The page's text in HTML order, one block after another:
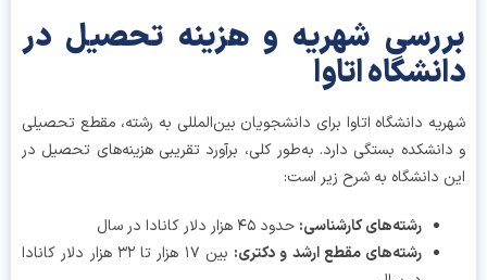
شهریه و هزینه تحصیل در
اتاوا
دانشگاه اتاوا برای دانشجویان بین‌المللی به رشته، مقطع تحصیلی
بستگی دارد. به‌طور کلی، برآورد تقریبی هزینه‌های تحصیل در
دانشگاه به شرح زیر است:
رشته‌های کارشناسی:حدود ۴۵ هزار دلار کانادا در سال
رشته‌های مقطع ارشد و دکتری:
بین ۱۷ هزار تا ۳۲ هزار دلار کانادا